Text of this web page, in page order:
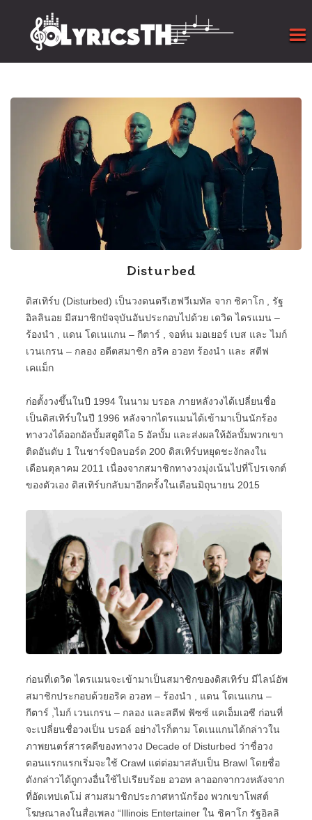
Disturbed
ดิสเทิร์บ (Disturbed) เป็นวงดนตรีเฮฟวีเมทัล จาก ชิคาโก , รัฐ
อิลลินอย มีสมาชิกปัจจุบันอันประกอบไปด้วย เดวิด ไดรแมน –
ร้องนำ , แดน โดเนแกน – กีตาร์ , จอห์น มอเยอร์ เบส และ ไมก์
เวนเกรน – กลอง อดีตสมาชิก อริค อวอท ร้องนำ และ สตีฟ
เคแม็ก
ก่อตั้งวงขึ้นในปี 1994 ในนาม บรอล ภายหลังวงได้เปลี่ยนชื่อ
เป็นดิสเทิร์บในปี 1996 หลังจากไดรแมนได้เข้ามาเป็นนักร้อง
ทางวงได้ออกอัลบั้มสตูดิโอ 5 อัลบั้ม และส่งผลให้อัลบั้มพวกเขา
ติดอันดับ 1 ในชาร์จบิลบอร์ด 200 ดิสเทิร์บหยุดชะงักลงใน
เดือนตุลาคม 2011 เนื่องจากสมาชิกทางวงมุ่งเน้นไปที่โปรเจกต์
ของตัวเอง ดิสเทิร์บกลับมาอีกครั้งในเดือนมิถุนายน 2015
ก่อนที่เดวิด ไดรแมนจะเข้ามาเป็นสมาชิกของดิสเทิร์บ มีไลน์อัพ
สมาชิกประกอบด้วยอริค อวอท – ร้องนำ , แดน โดเนแกน –
กีตาร์ ,ไมก์ เวนเกรน – กลอง และสตีฟ ฟัซซ์ แคเอ็มเอซี ก่อนที่
จะเปลี่ยนชื่อวงเป็น บรอล์ อย่างไรก็ตาม โดเนแกนได้กล่าวใน
ภาพยนตร์สารคดีของทางวง Decade of Disturbed ว่าชื่อวง
ตอนแรกแรกเริ่มจะใช้ Crawl แต่ต่อมาสลับเป็น Brawl โดยชื่อ
ดังกล่าวได้ถูกวงอื่นใช้ไปเรียบร้อย อวอท ลาออกจากวงหลังจาก
ที่อัดเทปเดโม่ สามสมาชิกประกาศหานักร้อง พวกเขาโพสต์
โฆษณาลงในสื่อเพลง “Illinois Entertainer ใน ชิคาโก รัฐอิลลิ